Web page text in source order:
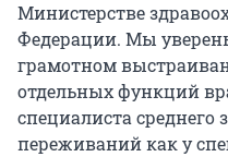
Министерстве
Федерации. Мы
грамотном
отдельных функций
специалиста среднего
переживаний как у